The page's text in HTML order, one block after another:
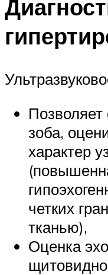
зоба,
характер
четких
тканью),
Оценка